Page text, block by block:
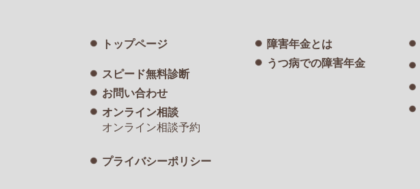
トップページ
スピード無料診断
お問い合わせ
オンライン相談
オンライン相談予約
プライバシーポリシー
障害年金とは
うつ病での障害年金